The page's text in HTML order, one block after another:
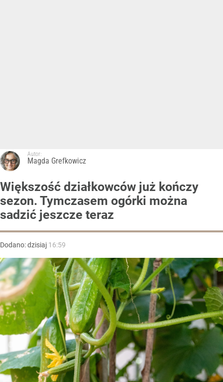
Autor:
Magda Grefkowicz
Większość działkowców już kończy
sezon. Tymczasem ogórki można
sadzić jeszcze teraz
Dodano:dzisiaj 16:59